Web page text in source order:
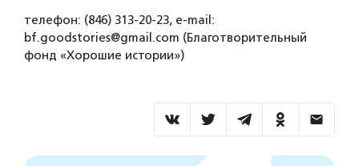
телефон: (846) 313-20-23, e-mail:
bf.goodstories@gmail.com (Благотворительный
фонд «Хорошие истории»)